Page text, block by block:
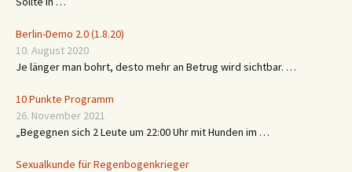
Berlin-Demo 2.0 (1.8.20)
10. August 2020
Je länger man bohrt, desto mehr an Betrug wird sichtbar. …
10 Punkte Programm
26. November 2021
„Begegnen sich 2 Leute um 22:00 Uhr mit Hunden im …
Sexualkunde für Regenbogenkrieger